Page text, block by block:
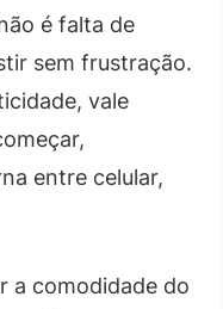
é falta de
sem frustração.
vale
entre celular,
a comodidade do